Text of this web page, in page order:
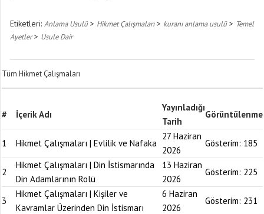
Etiketleri: Anlama Usulü> Hikmet Çalışmaları> kuranı anlama usulü> Temel
Ayetler> Usule Dair
Tüm Hikmet Çalışmaları
# İçerik Adı
Yayınladığı
Tarih
Görüntülenme
1 Hikmet Çalışmaları | Evlilik ve Nafaka
27 Haziran
2026
Gösterim: 185
2
Hikmet Çalışmaları | Din İstismarında
Din Adamlarının Rolü
13 Haziran
2026
Gösterim: 225
3
Hikmet Çalışmaları | Kişiler ve
Kavramlar Üzerinden Din İstismarı
6 Haziran
2026
Gösterim: 231